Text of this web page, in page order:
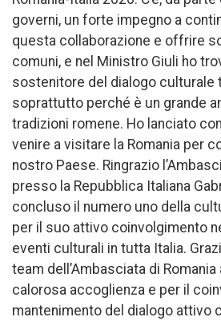
governi, un forte impegno a
questa collaborazione e offrire
comuni, e nel Ministro Giuli ho
sostenitore del dialogo culturale
soprattutto perché è un grande
tradizioni romene. Ho lanciato
venire a visitare la Romania per
nostro Paese. Ringrazio
presso la Repubblica Italiana
concluso il numero uno della
per il suo attivo coinvolgimento
eventi culturali in tutta Italia.
team dell’Ambasciata di Romania
calorosa accoglienza e per il
mantenimento del dialogo attivo